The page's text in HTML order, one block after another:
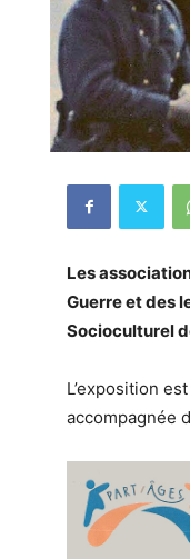
Les
Guerre et des
Socioculturel
L’exposition
accompagnée